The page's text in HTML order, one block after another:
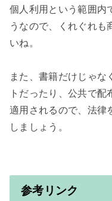
個人利用という範囲内
うなので、くれぐれも
いね。
また、書籍だけじゃな
トだったり、公共で
適用されるので、法律
しましょう。
参考リンク